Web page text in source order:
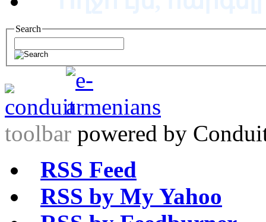
Search
toolbar powered by
RSS Feed
RSS by My Yahoo